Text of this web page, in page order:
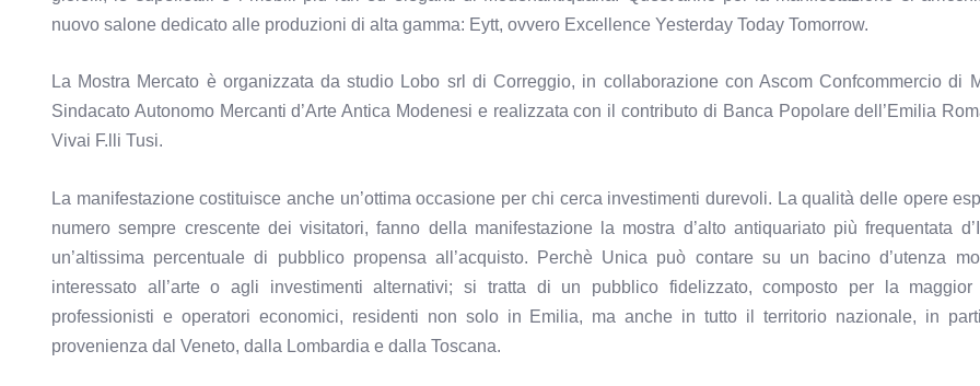
nuovo salone dedicato alle produzioni di alta gamma: Eytt, ovvero Excellence Yesterday Today Tomorrow.
La Mostra Mercato è organizzata da studio Lobo srl di Correggio, in collaborazione con Ascom Confcommercio di
Sindacato Autonomo Mercanti d’Arte Antica Modenesi e realizzata con il contributo di Banca Popolare dell’Emilia
Vivai F.lli Tusi.
La manifestazione costituisce anche un’ottima occasione per chi cerca investimenti durevoli. La qualità delle opere
numero sempre crescente dei visitatori, fanno della manifestazione la mostra d’alto antiquariato più frequentata
un’altissima percentuale di pubblico propensa all’acquisto. Perchè Unica può contare su un bacino d’utenza
interessato all’arte o agli investimenti alternativi; si tratta di un pubblico fidelizzato, composto per la
professionisti e operatori economici, residenti non solo in Emilia, ma anche in tutto il territorio nazionale, in
provenienza dal Veneto, dalla Lombardia e dalla Toscana.